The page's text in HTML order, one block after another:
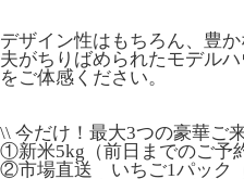
デザイン性はもちろん、豊
夫がちりばめられたモデル
をご体感ください。
\\ 今だけ！最大3つの豪華ご
①新米5kg（前日までのご予
②市場直送 いちご1パック（